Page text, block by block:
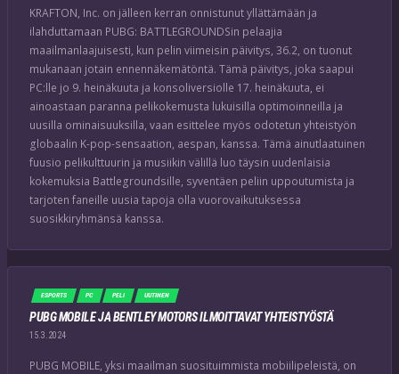
KRAFTON, Inc. on jälleen kerran onnistunut yllättämään ja
ilahduttamaan PUBG: BATTLEGROUNDSin pelaajia
maailmanlaajuisesti, kun pelin viimeisin päivitys, 36.2, on tuonut
mukanaan jotain ennennäkemätöntä. Tämä päivitys, joka saapui
PC:lle jo 9. heinäkuuta ja konsoliversiolle 17. heinäkuuta, ei
ainoastaan paranna pelikokemusta lukuisilla optimoinneilla ja
uusilla ominaisuuksilla, vaan esittelee myös odotetun yhteistyön
globaalin K-pop-sensaation, aespan, kanssa. Tämä ainutlaatuinen
fuusio pelikulttuurin ja musiikin välillä luo täysin uudenlaisia
kokemuksia Battlegroundsille, syventäen peliin uppoutumista ja
tarjoten faneille uusia tapoja olla vuorovaikutuksessa
suosikkiryhmänsä kanssa.
ESPORTS PC PELI UUTINEN
PUBG MOBILE JA BENTLEY MOTORS ILMOITTAVAT YHTEISTYÖSTÄ
15.3.2024
PUBG MOBILE, yksi maailman suosituimmista mobiilipeleistä, on